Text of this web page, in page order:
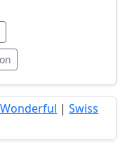
|Swiss